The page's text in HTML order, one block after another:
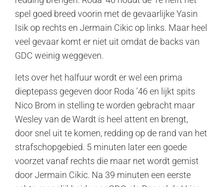
spel goed breed voorin met de gevaarlijke Yasin
Isik op rechts en Jermain Cikic op links. Maar heel
veel gevaar komt er niet uit omdat de backs van
GDC weinig weggeven.
Iets over het halfuur wordt er wel een prima
dieptepass gegeven door Roda ’46 en lijkt spits
Nico Brom in stelling te worden gebracht maar
Wesley van de Wardt is heel attent en brengt,
door snel uit te komen, redding op de rand van het
strafschopgebied. 5 minuten later een goede
voorzet vanaf rechts die maar net wordt gemist
door Jermain Cikic. Na 39 minuten een eerste